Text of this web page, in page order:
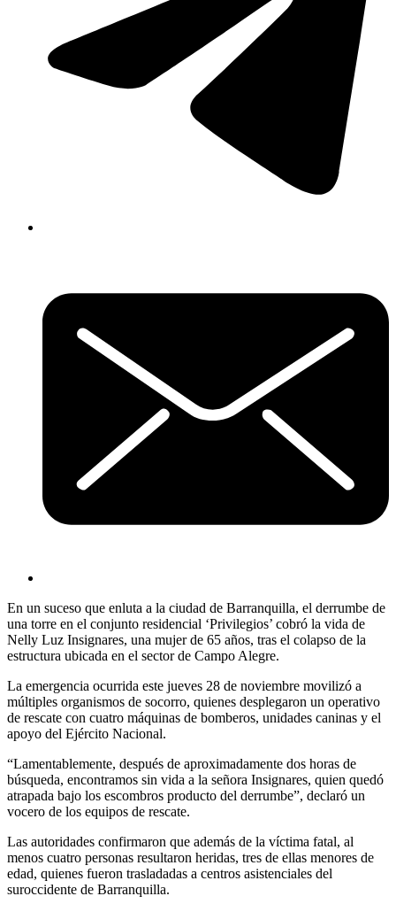
En un suceso que enluta a la ciudad de Barranquilla, el derrumbe de
una torre en el conjunto residencial ‘Privilegios’ cobró la vida de
Nelly Luz Insignares, una mujer de 65 años, tras el colapso de la
estructura ubicada en el sector de Campo Alegre.
La emergencia ocurrida este jueves 28 de noviembre movilizó a
múltiples organismos de socorro, quienes desplegaron un operativo
de rescate con cuatro máquinas de bomberos, unidades caninas y el
apoyo del Ejército Nacional.
“Lamentablemente, después de aproximadamente dos horas de
búsqueda, encontramos sin vida a la señora Insignares, quien quedó
atrapada bajo los escombros producto del derrumbe”, declaró un
vocero de los equipos de rescate.
Las autoridades confirmaron que además de la víctima fatal, al
menos cuatro personas resultaron heridas, tres de ellas menores de
edad, quienes fueron trasladadas a centros asistenciales del
suroccidente de Barranquilla.